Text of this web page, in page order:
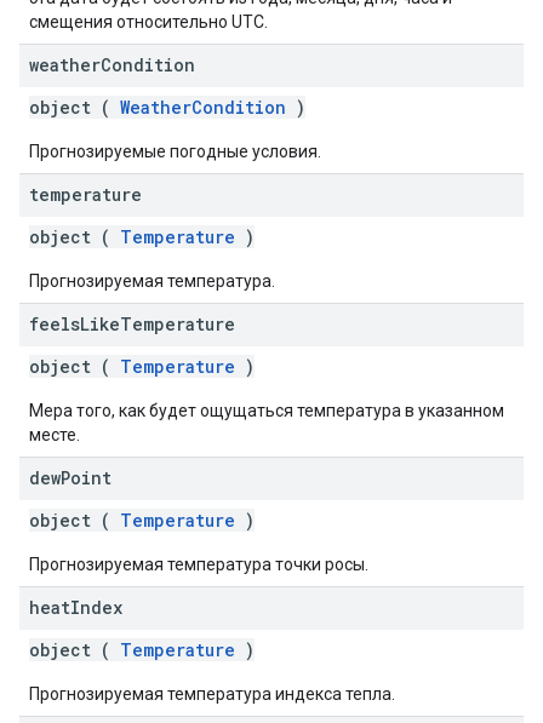
смещения относительно UTC.
weatherCondition
object ( WeatherCondition )
Прогнозируемые погодные условия.
temperature
object ( Temperature )
Прогнозируемая температура.
feelsLikeTemperature
object ( Temperature )
Мера того, как будет ощущаться температура в указанном
месте.
dewPoint
object ( Temperature )
Прогнозируемая температура точки росы.
heatIndex
object ( Temperature )
Прогнозируемая температура индекса тепла.